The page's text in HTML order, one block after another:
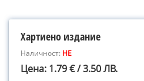
Хартиено издание
Наличност: НЕ
Цена: 1.79 € / 3.50 ЛВ.